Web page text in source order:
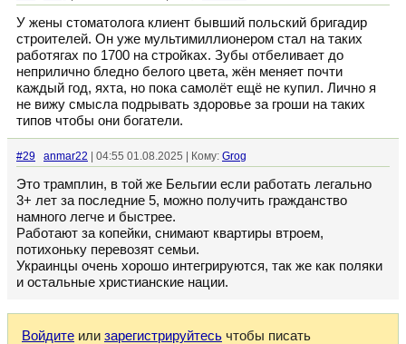
У жены стоматолога клиент бывший польский бригадир
строителей. Он уже мультимиллионером стал на таких
работягах по 1700 на стройках. Зубы отбеливает до
неприлично бледно белого цвета, жён меняет почти
каждый год, яхта, но пока самолёт ещё не купил. Лично я
не вижу смысла подрывать здоровье за гроши на таких
типов чтобы они богатели.
#29 anmar22 | 04:55 01.08.2025 | Кому: Grog
Это трамплин, в той же Бельгии если работать легально
3+ лет за последние 5, можно получить гражданство
намного легче и быстрее.
Работают за копейки, снимают квартиры втроем,
потихоньку перевозят семьи.
Украинцы очень хорошо интегрируются, так же как поляки
и остальные христианские нации.
Войдите или зарегистрируйтесь чтобы писать